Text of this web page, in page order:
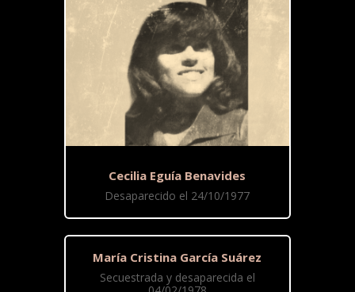
Cecilia Eguía Benavides
Desaparecido el 24/10/1977
María Cristina García Suárez
Secuestrada y desaparecida el